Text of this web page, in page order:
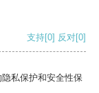
支持[0] 反对[0]
私保护和安全性保